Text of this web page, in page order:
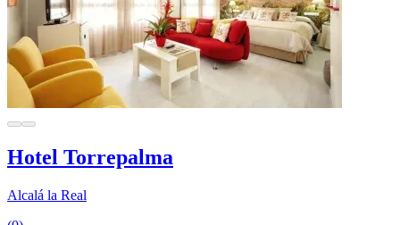
Hotel Torrepalma
Alcalá la Real